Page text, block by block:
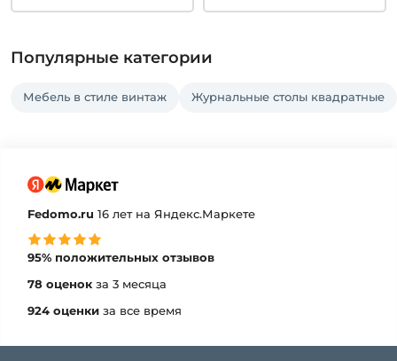
Популярные категории
Мебель в стиле винтаж Журнальные столы квадратные
Fedomo.ru 16 лет на Яндекс.Маркете
95% положительных отзывов
78 оценок за 3 месяца
924 оценки за все время